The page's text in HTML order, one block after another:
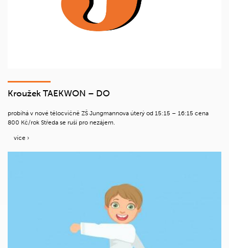
Kroužek TAEKWON – DO
probíhá v nové tělocvičně ZŠ Jungmannova úterý od 15:15 – 16:15 cena
800 Kč/rok Středa se ruší pro nezájem.
více ›